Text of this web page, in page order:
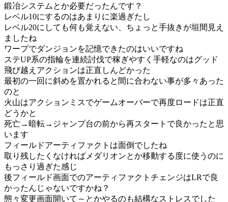
鍛冶システムとか必要だったんです？
レベル10にするのはあまりに楽過ぎたし
レベル20にしても何も覚えない、ちょっと手抜きが垣間見え
ましたね
ワープでダンジョンを記憶できたのはいいですね
ステUP系の指輪を連続討伐で稼ぎやすく手軽なのはグッド
飛び越えアクションは正直しんどかった
最初の一回に斜めを置かれると間に合わない事が多々あった
のと
火山はアクションミスでゲームオーバーで再度ロードは正直
どうかと
死亡→暗転→ジャンプ台の前から再スタートで良かったと思
います
フィールドアーティファクトは面倒でしたね
取り残したくなければメダリオンとか移動する度に使うのに
もっさり過ぎた感じ
後フィールド画面でのアーティファクトチェンジはLRで良
かったんじゃないですかね？
態々変更画面開いて～とかやるのも結構なストレスでした